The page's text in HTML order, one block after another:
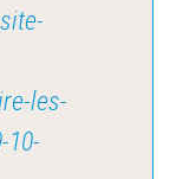
les-
10-